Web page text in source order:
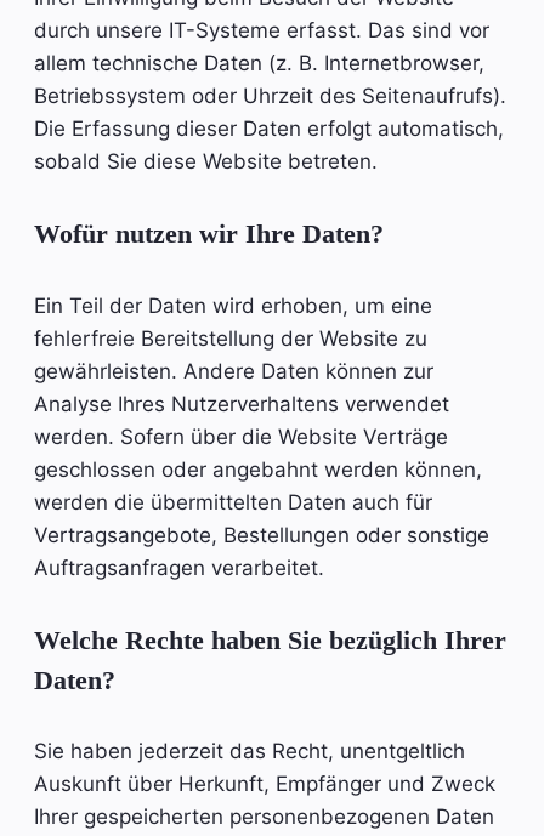
durch unsere IT-Systeme erfasst. Das sind vor
allem technische Daten (z. B. Internetbrowser,
Betriebssystem oder Uhrzeit des Seitenaufrufs).
Die Erfassung dieser Daten erfolgt automatisch,
sobald Sie diese Website betreten.
Wofür nutzen wir Ihre Daten?
Ein Teil der Daten wird erhoben, um eine
fehlerfreie Bereitstellung der Website zu
gewährleisten. Andere Daten können zur
Analyse Ihres Nutzerverhaltens verwendet
werden. Sofern über die Website Verträge
geschlossen oder angebahnt werden können,
werden die übermittelten Daten auch für
Vertragsangebote, Bestellungen oder sonstige
Auftragsanfragen verarbeitet.
Welche Rechte haben Sie bezüglich Ihrer
Daten?
Sie haben jederzeit das Recht, unentgeltlich
Auskunft über Herkunft, Empfänger und Zweck
Ihrer gespeicherten personenbezogenen Daten